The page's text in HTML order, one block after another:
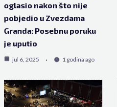
oglasio nakon što nije
pobjedio u Zvezdama
Granda: Posebnu poruku
je uputio
jul 6, 2025 1 godina ago